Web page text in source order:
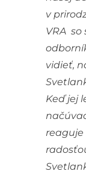
v
VRA
vidieť,
Keď jej
reaguje